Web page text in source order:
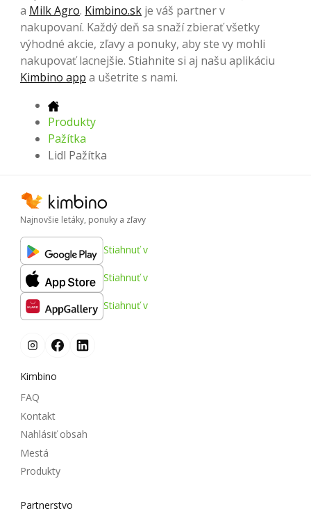
a Milk Agro. Kimbino.sk je váš partner v
nakupovaní. Každý deň sa snaží zbierať všetky
výhodné akcie, zľavy a ponuky, aby ste vy mohli
nakupovať lacnejšie. Stiahnite si aj našu aplikáciu
Kimbino app a ušetrite s nami.
Produkty
Pažítka
Lidl Pažítka
Najnovšie letáky, ponuky a zľavy
Stiahnuť v
Stiahnuť v
Stiahnuť v
Kimbino
FAQ
Kontakt
Nahlásiť obsah
Mestá
Produkty
Partnerstvo